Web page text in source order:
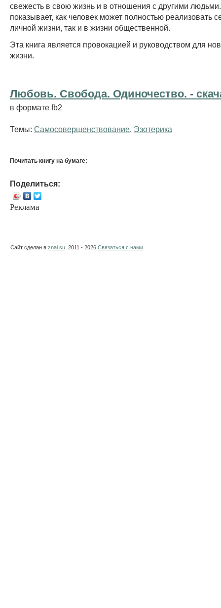
свежесть в свою жизнь и в отношения с другими
показывает, как человек может полностью реализовать
личной жизни, так и в жизни общественной.
Эта книга является провокацией и руководством для
жизни.
Любовь. Свобода. Одиночество. -
в формате fb2
Темы: Самосовершенствование Эзотерика
Почитать книгу на бумаге:
Поделиться:
Реклама
Сайт сделан в znai.su . 2011 - 2026 Связаться с нами